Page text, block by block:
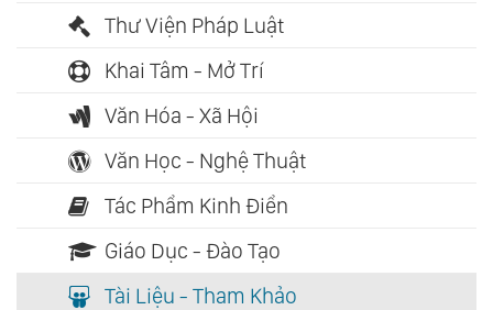
Thư Viện Pháp Luật
Khai Tâm - Mở Trí
Văn Hóa - Xã Hội
Văn Học - Nghệ Thuật
Tác Phẩm Kinh Điển
Giáo Dục - Đào Tạo
Tài Liệu - Tham Khảo